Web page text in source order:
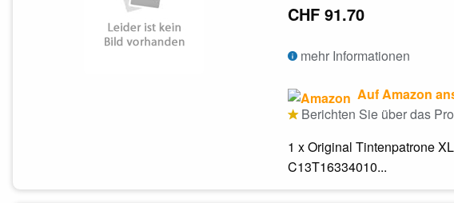
CHF 91.70
mehr Informationen
Auf Amazon
Berichten Sie über das
1 x Original Tintenpatrone
C13T16334010...